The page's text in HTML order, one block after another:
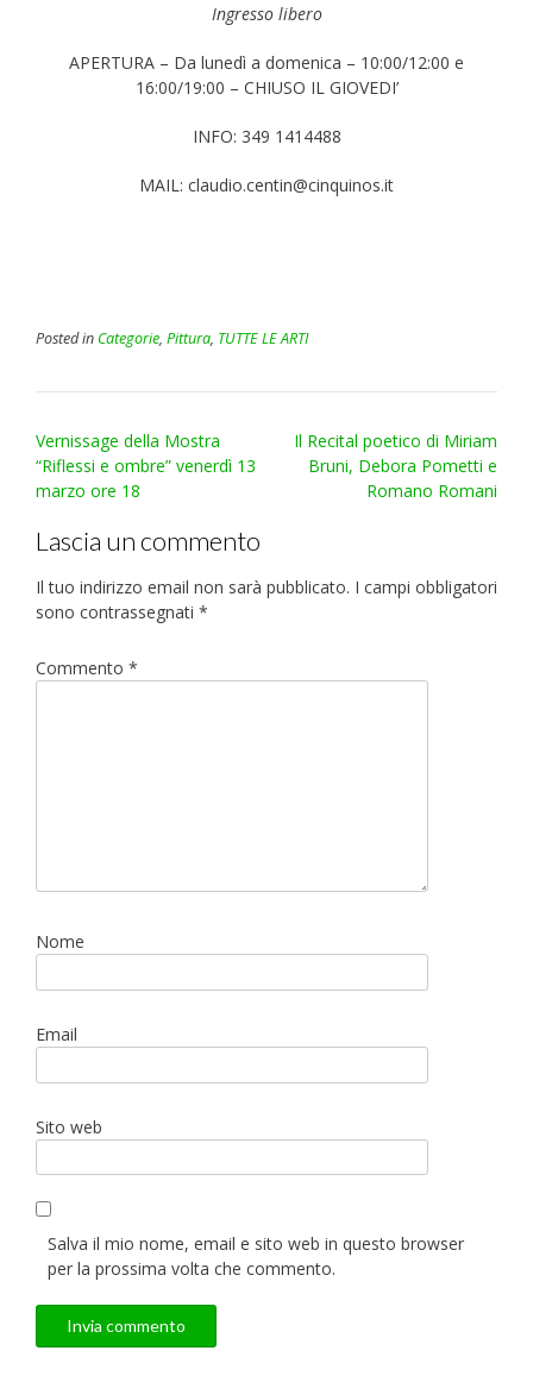
Ingresso libero
APERTURA – Da lunedì a domenica – 10:00/12:00 e
16:00/19:00 – CHIUSO IL GIOVEDI’
INFO: 349 1414488
MAIL: claudio.centin@cinquinos.it
Posted in Categorie, Pittura, TUTTE LE ARTI
Post
navigation
Vernissage della Mostra
“Riflessi e ombre” venerdì 13
marzo ore 18
Il Recital poetico di Miriam
Bruni, Debora Pometti e
Romano Romani
Lascia un commento
Il tuo indirizzo email non sarà pubblicato. I campi obbligatori
sono contrassegnati *
Commento *
Nome
Email
Sito web
Salva il mio nome, email e sito web in questo browser
per la prossima volta che commento.